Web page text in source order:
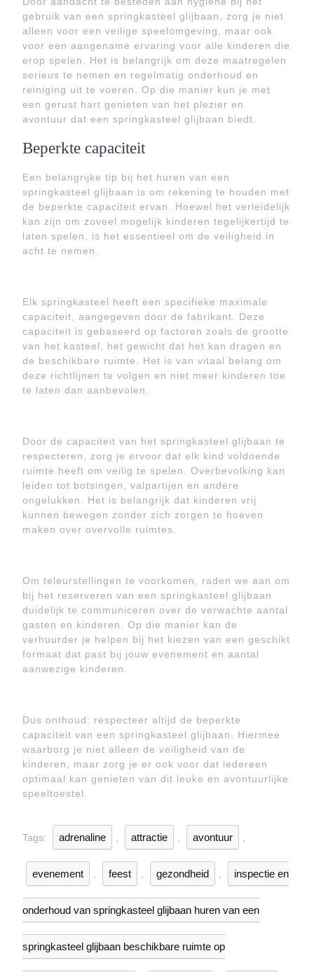
gebruik van een springkasteel glijbaan, zorg je niet
alleen voor een veilige speelomgeving, maar ook
voor een aangename ervaring voor alle kinderen die
erop spelen. Het is belangrijk om deze maatregelen
serieus te nemen en regelmatig onderhoud en
reiniging uit te voeren. Op die manier kun je met
een gerust hart genieten van het plezier en
avontuur dat een springkasteel glijbaan biedt.
Beperkte capaciteit
Een belangrijke tip bij het huren van een
springkasteel glijbaan is om rekening te houden met
de beperkte capaciteit ervan. Hoewel het verleidelijk
kan zijn om zoveel mogelijk kinderen tegelijkertijd te
laten spelen, is het essentieel om de veiligheid in
acht te nemen.
Elk springkasteel heeft een specifieke maximale
capaciteit, aangegeven door de fabrikant. Deze
capaciteit is gebaseerd op factoren zoals de grootte
van het kasteel, het gewicht dat het kan dragen en
de beschikbare ruimte. Het is van vitaal belang om
deze richtlijnen te volgen en niet meer kinderen toe
te laten dan aanbevolen.
Door de capaciteit van het springkasteel glijbaan te
respecteren, zorg je ervoor dat elk kind voldoende
ruimte heeft om veilig te spelen. Overbevolking kan
leiden tot botsingen, valpartijen en andere
ongelukken. Het is belangrijk dat kinderen vrij
kunnen bewegen zonder zich zorgen te hoeven
maken over overvolle ruimtes.
Om teleurstellingen te voorkomen, raden we aan om
bij het reserveren van een springkasteel glijbaan
duidelijk te communiceren over de verwachte aantal
gasten en kinderen. Op die manier kan de
verhuurder je helpen bij het kiezen van een geschikt
formaat dat past bij jouw evenement en aantal
aanwezige kinderen.
Dus onthoud: respecteer altijd de beperkte
capaciteit van een springkasteel glijbaan. Hiermee
waarborg je niet alleen de veiligheid van de
kinderen, maar zorg je er ook voor dat iedereen
optimaal kan genieten van dit leuke en avontuurlijke
speeltoestel.
Tags: adrenaline attractie avontuur
evenement feest gezondheid inspectie en
onderhoud van springkasteel glijbaan huren van een
springkasteel glijbaan beschikbare ruimte op